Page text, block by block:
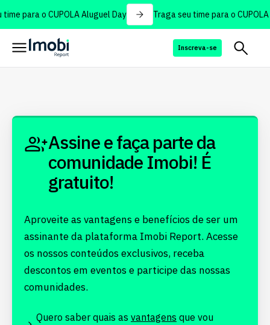
para o CUPOLA Aluguel Day Traga seu time para o CUPOLA
Inscreva-se
Assine e faça parte da
comunidade Imobi! É
gratuito!
Aproveite as vantagens e benefícios de ser um
assinante da plataforma Imobi Report. Acesse
os nossos conteúdos exclusivos, receba
descontos em eventos e participe das nossas
comunidades.
Quero saber quais as vantagens que vou